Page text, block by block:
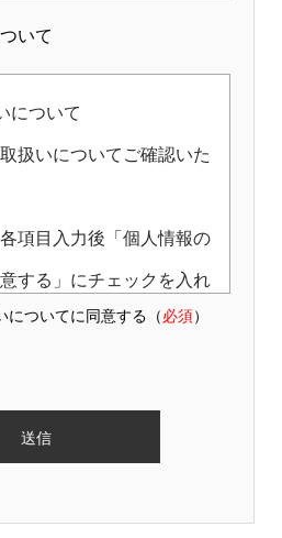
いて
について
扱いについてご確認いた
項目入力後「個人情報の
する」にチェックを入れ
さい。
トロング 個人情報保護
についてに同意する（必須）